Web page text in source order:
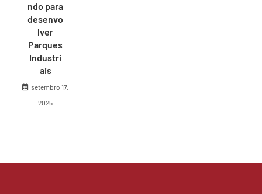
ndo para
desenvo
lver
Parques
Industri
ais
setembro 17,
2025